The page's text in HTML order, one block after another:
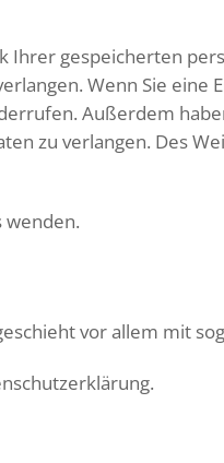
Ihrer gespeicherten
Wenn Sie eine
Außerdem
zu verlangen. Des
wenden.
vor allem mit